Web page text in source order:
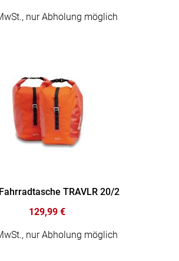
nur Abholung möglich
TRAVLR 20/2
129,99 €
nur Abholung möglich